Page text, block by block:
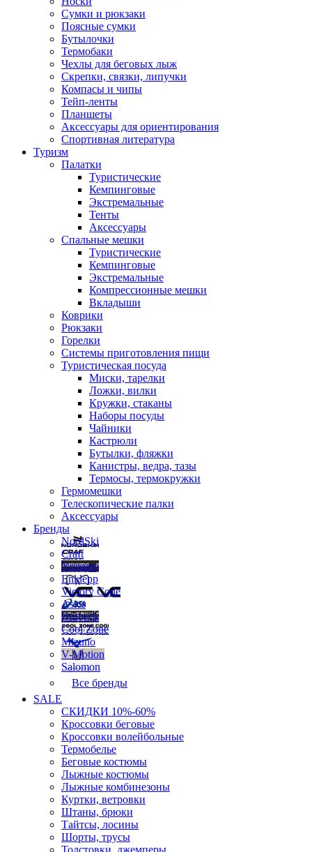
Сумки и рюкзаки
Поясные сумки
Бутылочки
Термобаки
Чехлы для беговых лыж
Скрепки, связки, липучки
Компасы и чипы
Тейп-ленты
Планшеты
Аксессуары для ориентирования
Спортивная литература
Туризм
Палатки
Туристические
Кемпинговые
Экстремальные
Тенты
Аксессуары
Спальные мешки
Туристические
Кемпинговые
Экстремальные
Компрессионные мешки
Вкладыши
Коврики
Рюкзаки
Горелки
Системы приготовления пищи
Туристическая посуда
Миски, тарелки
Ложки, вилки
Кружки, стаканы
Наборы посуды
Чайники
Кастрюли
Бутылки, фляжки
Канистры, ведра, тазы
Термосы, термокружки
Гермомешки
Телескопические палки
Аксессуары
Бренды
NordSki
Craft
Noname
Enklepp
Victory Code
Asics
Brubeck
Cool Zone
Mizuno
V-Motion
Salomon
Все бренды
SALE
СКИДКИ 10%-60%
Кроссовки беговые
Кроссовки волейбольные
Термобелье
Беговые костюмы
Лыжные костюмы
Лыжные комбинезоны
Куртки, ветровки
Штаны, брюки
Тайтсы, лосины
Шорты, трусы
Толстовки, джемперы